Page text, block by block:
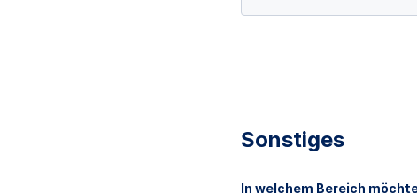
Sonstiges
In welchem Bereich